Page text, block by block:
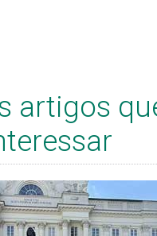
artigos